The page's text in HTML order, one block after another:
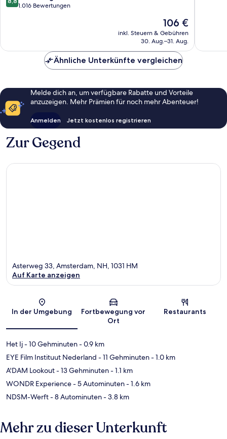
by
von1.016 Bewertungen
Der
Preis
beträgt
106 €
inkl. Steuern & Gebühren
30. Aug.–31. Aug.
Ähnliche Unterkünfte vergleichen
Melde dich an, um verfügbare Rabatte und Vorteile
anzuzeigen. Mehr Prämien für noch mehr Abenteuer!
Anmelden Jetzt kostenlos registrieren
Zur Gegend
Karte
Asterweg 33, Amsterdam, NH, 1031 HM
Auf Karte anzeigen
In der Umgebung
Fortbewegung vor
Ort
Restaurants
Het Ij- 10 Gehminuten- 0.9 km
EYE Film Instituut Nederland - 11 Gehminuten- 1.0 km
A'DAM Lookout- 13 Gehminuten- 1.1 km
WONDR Experience- 5 Autominuten- 1.6 km
NDSM-Werft- 8 Autominuten- 3.8 km
Mehr zu dieser Unterkunft